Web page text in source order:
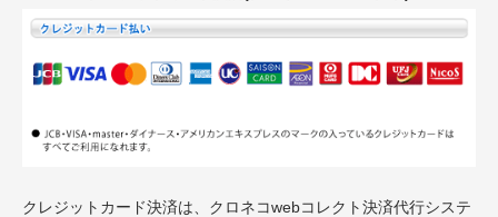
クレジットカード決済は、クロネコwebコレクト決済代行システ